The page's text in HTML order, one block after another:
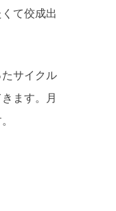
て佼成出
サイクル
ます。月